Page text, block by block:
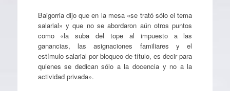
Baigorria dijo que en la mesa «se trató sólo el tema
salarial» y que no se abordaron aún otros puntos
como «la suba del tope al impuesto a las
ganancias, las asignaciones familiares y el
estímulo salarial por bloqueo de título, es decir para
quienes se dedican sólo a la docencia y no a la
actividad privada».